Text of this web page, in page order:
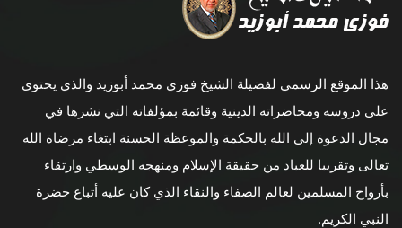
هذا الموقع الرسمي لفضيلة الشيخ فوزي محمد أبوزيد والذي يحتوى
على دروسه ومحاضراته الدينية وقائمة بمؤلفاته التي نشرها في
مجال الدعوة إلى الله بالحكمة والموعظة الحسنة ابتغاء مرضاة الله
تعالى وتقريبا للعباد من حقيقة الإسلام ومنهجه الوسطي وارتقاء
بأرواح المسلمين لعالم الصفاء والنقاء الذي كان عليه أتباع حضرة
النبي الكريم.